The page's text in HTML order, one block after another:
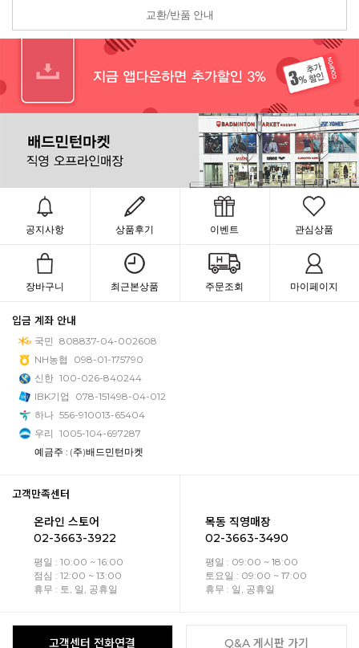
교환/반품 안내
공지사항 상품후기 이벤트 관심상품
장바구니 최근본상품 주문조회 마이페이지
입금 계좌 안내
국민 808837-04-002608
NH농협
098-01-175790
신한 100-026-840244
IBK기업
078-151498-04-012
하나 556-910013-65404
우리 1005-104-697287
예금주 : (주)배드민턴마켓
고객만족센터
온라인 스토어
02-3663-3922
평일 : 10:00 ~ 16:00
점심 : 12:00 ~ 13:00
휴무 : 토, 일, 공휴일
목동 직영매장
02-3663-3490
평일 : 09:00 ~ 18:00
토요일 : 09:00 ~ 17:00
휴무 : 일, 공휴일
고객센터 전화연결 Q&A 게시판 가기